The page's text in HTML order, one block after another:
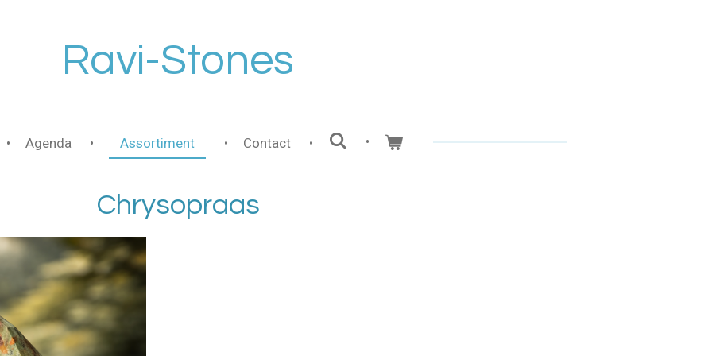
Ravi-Stones
Agenda Assortiment Contact
Chrysopraas